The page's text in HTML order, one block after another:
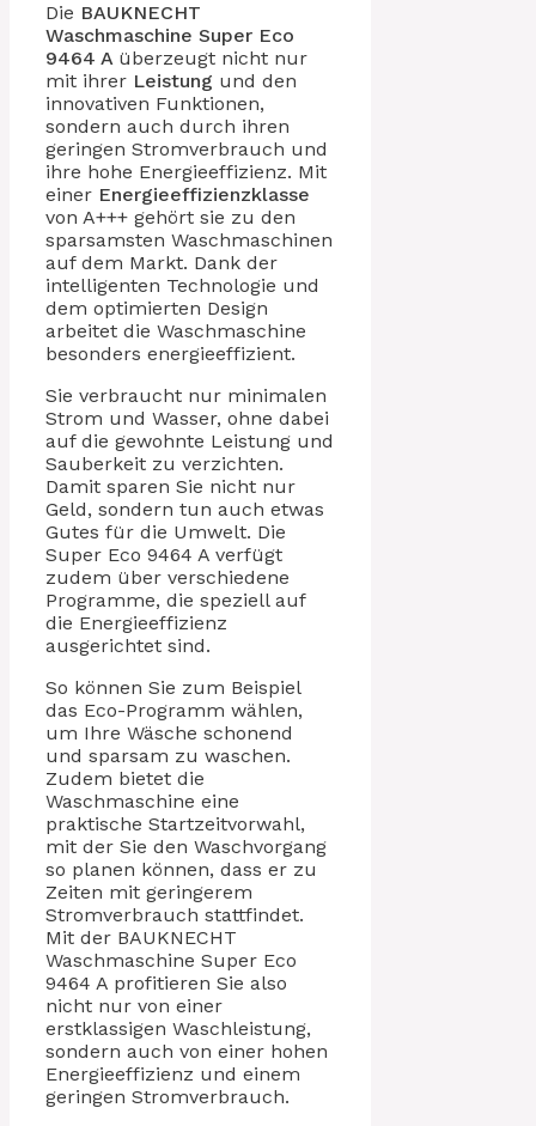
Die BAUKNECHT
Waschmaschine Super Eco
9464 A überzeugt nicht nur
mit ihrer Leistung und den
innovativen Funktionen,
sondern auch durch ihren
geringen Stromverbrauch und
ihre hohe Energieeffizienz. Mit
einer Energieeffizienzklasse
von A+++ gehört sie zu den
sparsamsten Waschmaschinen
auf dem Markt. Dank der
intelligenten Technologie und
dem optimierten Design
arbeitet die Waschmaschine
besonders energieeffizient.
Sie verbraucht nur minimalen
Strom und Wasser, ohne dabei
auf die gewohnte Leistung und
Sauberkeit zu verzichten.
Damit sparen Sie nicht nur
Geld, sondern tun auch etwas
Gutes für die Umwelt. Die
Super Eco 9464 A verfügt
zudem über verschiedene
Programme, die speziell auf
die Energieeffizienz
ausgerichtet sind.
So können Sie zum Beispiel
das Eco-Programm wählen,
um Ihre Wäsche schonend
und sparsam zu waschen.
Zudem bietet die
Waschmaschine eine
praktische Startzeitvorwahl,
mit der Sie den Waschvorgang
so planen können, dass er zu
Zeiten mit geringerem
Stromverbrauch stattfindet.
Mit der BAUKNECHT
Waschmaschine Super Eco
9464 A profitieren Sie also
nicht nur von einer
erstklassigen Waschleistung,
sondern auch von einer hohen
Energieeffizienz und einem
geringen Stromverbrauch.